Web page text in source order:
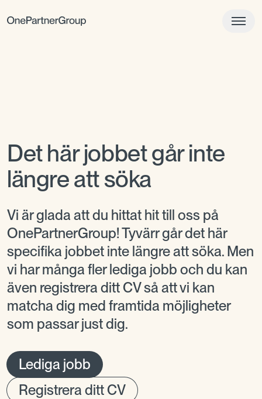
Det här jobbet går inte
längre att söka
Vi är glada att du hittat hit till oss på
OnePartnerGroup! Tyvärr går det här
specifika jobbet inte längre att söka. Men
vi har många fler lediga jobb och du kan
även registrera ditt CV så att vi kan
matcha dig med framtida möjligheter
som passar just dig.
Lediga jobb
Registrera ditt CV